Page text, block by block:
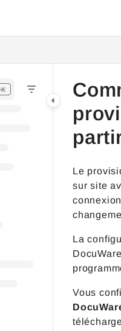
at:
pages before exploring
Le
sur site
La
Vous